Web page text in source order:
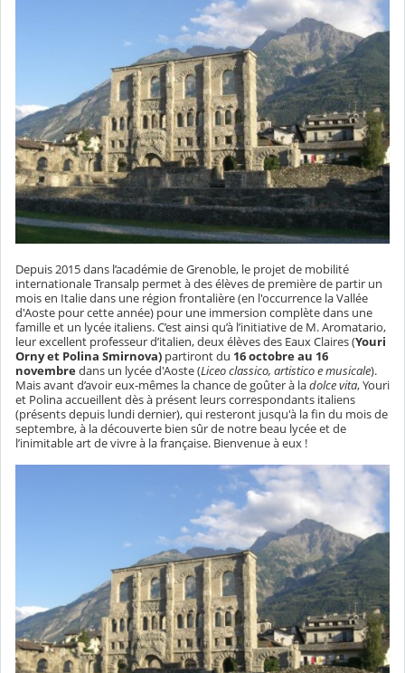
Depuis 2015 dans l’académie de Grenoble, le projet de mobilité
internationale Transalp permet à des élèves de première de partir un
mois en Italie dans une région frontalière (en l'occurrence la Vallée
d'Aoste pour cette année) pour une immersion complète dans une
famille et un lycée italiens. C’est ainsi qu’à l’initiative de M. Aromatario,
leur excellent professeur d’italien, deux élèves des Eaux Claires (Youri
Orny et Polina Smirnova) partiront du 16 octobre au 16
novembredans un lycée d'Aoste (Liceo classico, artistico e musicale).
Mais avant d’avoir eux-mêmes la chance de goûter à ladolce vita,Youri
et Polina accueillent dès à présent leurs correspondants italiens
(présents depuis lundi dernier), qui resteront jusqu'à la fin du mois de
septembre, à la découverte bien sûr de notre beau lycée et de
l’inimitable art de vivre à la française. Bienvenue à eux !